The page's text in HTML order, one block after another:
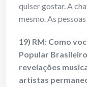
quiser gostar. A
mesmo. As
19) RM: Como
Popular
revelações
artistas